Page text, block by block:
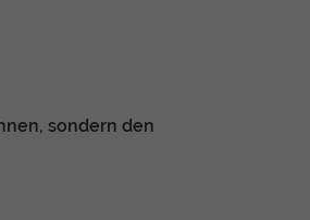
sondern den